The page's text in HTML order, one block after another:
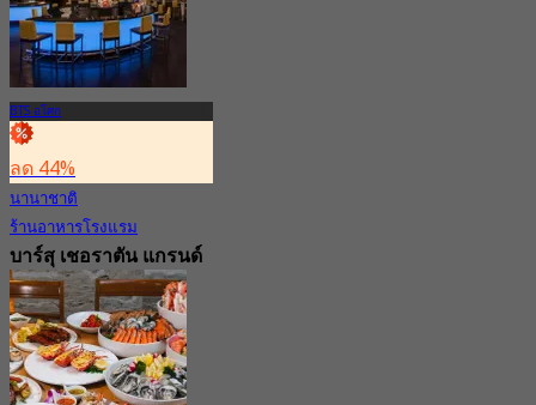
BTS อโศก
ลด 44%
นานาชาติ
ร้านอาหารโรงแรม
บาร์สุ เชอราตัน แกรนด์
สุขุมวิท
4.8
797 การจอง
จาก฿ 282.75